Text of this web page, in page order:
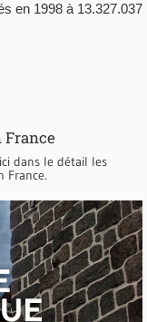
en 1998 à 13.327.037
France
dans le détail les
France.